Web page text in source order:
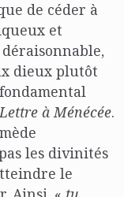
de céder à
et
dieux plutôt
Lettre à Ménécée.
les divinités
le